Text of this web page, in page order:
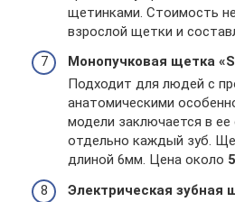
щетинками. Стоимость
взрослой щетки и
Монопучковая щетка
Подходит для людей с
анатомическими
модели заключается в
отдельно каждый зуб.
длиной 6мм. Цена около
Электрическая зубная